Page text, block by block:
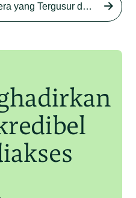
27 Agu 2025
Kisah Orangutan Sumatera yang Tergusur dari Rumah Sendiri series